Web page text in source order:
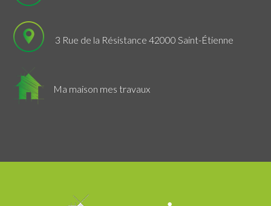
3 Rue de la Résistance 42000 Saint-Étienne
Ma maison mes travaux